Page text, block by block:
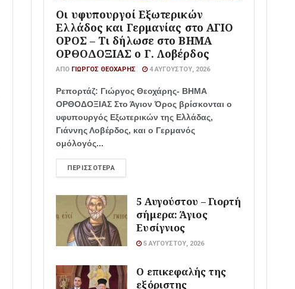
Οι υφυπουργοί Εξωτερικών
Ελλάδος και Γερμανίας στο ΑΓΙΟ
ΟΡΟΣ – Τι δήλωσε στο ΒΗΜΑ
ΟΡΘΟΔΟΞΙΑΣ ο Γ. Λοβέρδος
ΑΠΌ ΓΙΏΡΓΟΣ ΘΕΟΧΆΡΗΣ 4 ΑΥΓΟΎΣΤΟΥ, 2026
Ρεπορτάζ: Γιώργος Θεοχάρης- ΒΗΜΑ
ΟΡΘΟΔΟΞΙΑΣ Στο Άγιον Όρος βρίσκονται ο
υφυπουργός Εξωτερικών της Ελλάδας,
Γιάννης Λοβέρδος, και ο Γερμανός
ομόλογός...
ΠΕΡΙΣΣΌΤΕΡΑ
5 Αυγούστου – Γιορτή
σήμερα: Άγιος
Ευσίγνιος
5 ΑΥΓΟΎΣΤΟΥ, 2026
Ο επικεφαλής της
εξόριστης